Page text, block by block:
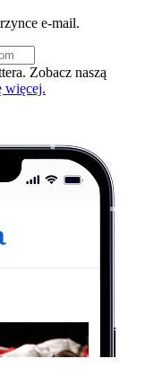
e-mail.
Zobacz naszą
więcej.